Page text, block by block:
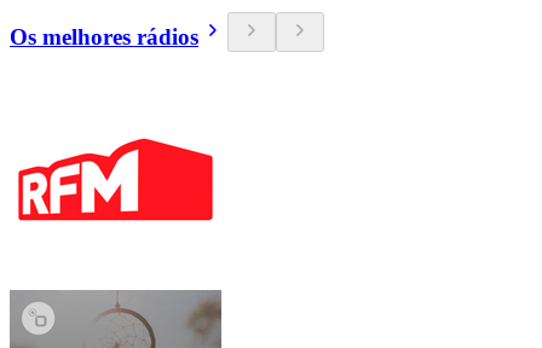
Os melhores rádios